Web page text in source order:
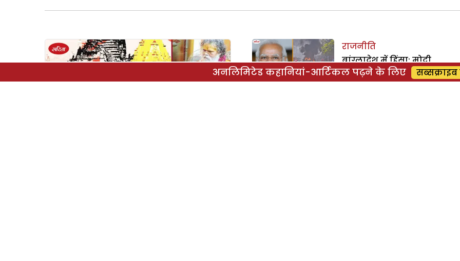
राजनीति
बांग्लादेश में हिंसा: मोदी
विरोध या भारत विरोध?
अनलिमिटेड कहानियां-आर्टिकल पढ़ने के लिए